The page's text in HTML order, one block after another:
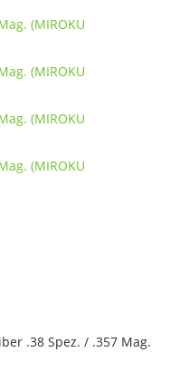
.38 Spez. / .357 Mag.